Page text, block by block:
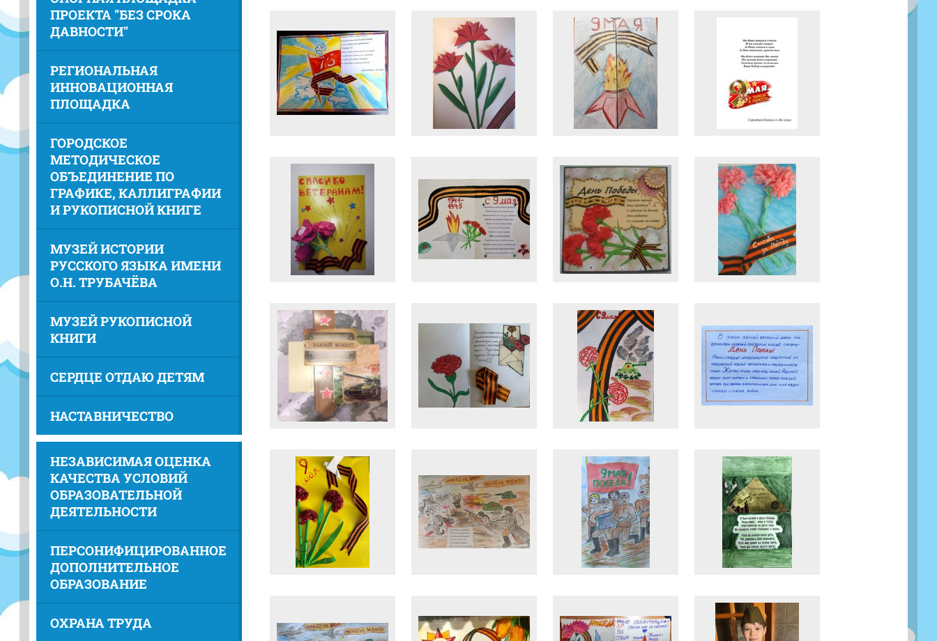
ПРОЕКТА "БЕЗ СРОКА
ДАВНОСТИ"
РЕГИОНАЛЬНАЯ
ИННОВАЦИОННАЯ
ПЛОЩАДКА
ГОРОДСКОЕ
МЕТОДИЧЕСКОЕ
ОБЪЕДИНЕНИЕ ПО
ГРАФИКЕ, КАЛЛИГРАФИИ
И РУКОПИСНОЙ КНИГЕ
МУЗЕЙ ИСТОРИИ
РУССКОГО ЯЗЫКА ИМЕНИ
О.Н. ТРУБАЧЁВА
МУЗЕЙ РУКОПИСНОЙ
КНИГИ
СЕРДЦЕ ОТДАЮ ДЕТЯМ
НАСТАВНИЧЕСТВО
НЕЗАВИСИМАЯ ОЦЕНКА
КАЧЕСТВА УСЛОВИЙ
ОБРАЗОВАТЕЛЬНОЙ
ДЕЯТЕЛЬНОСТИ
ПЕРСОНИФИЦИРОВАННОЕ
ДОПОЛНИТЕЛЬНОЕ
ОБРАЗОВАНИЕ
ОХРАНА ТРУДА